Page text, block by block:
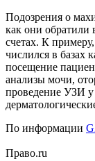
Подозрения о
как они
счетах. К
числился в базах
посещение
анализы мочи,
проведение УЗИ
По информации
Право.ru